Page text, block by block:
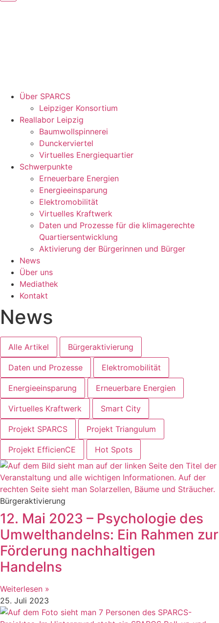
Über SPARCS
Leipziger Konsortium
Reallabor Leipzig
Baumwollspinnerei
Dunckerviertel
Virtuelles Energiequartier
Schwerpunkte
Erneuerbare Energien
Energieeinsparung
Elektromobilität
Virtuelles Kraftwerk
Daten und Prozesse für die klimagerechte
Quartiersentwicklung
Aktivierung der Bürgerinnen und Bürger
News
Über uns
Mediathek
Kontakt
News
Alle Artikel Bürgeraktivierung
Daten und Prozesse Elektromobilität
Energieeinsparung Erneuerbare Energien
Virtuelles Kraftwerk Smart City
Projekt SPARCS Projekt Triangulum
Projekt EfficienCE Hot Spots
Bürgeraktivierung
12. Mai 2023 – Psychologie des
Umwelthandelns: Ein Rahmen zur
Förderung nachhaltigen
Handelns
Weiterlesen »
25. Juli 2023